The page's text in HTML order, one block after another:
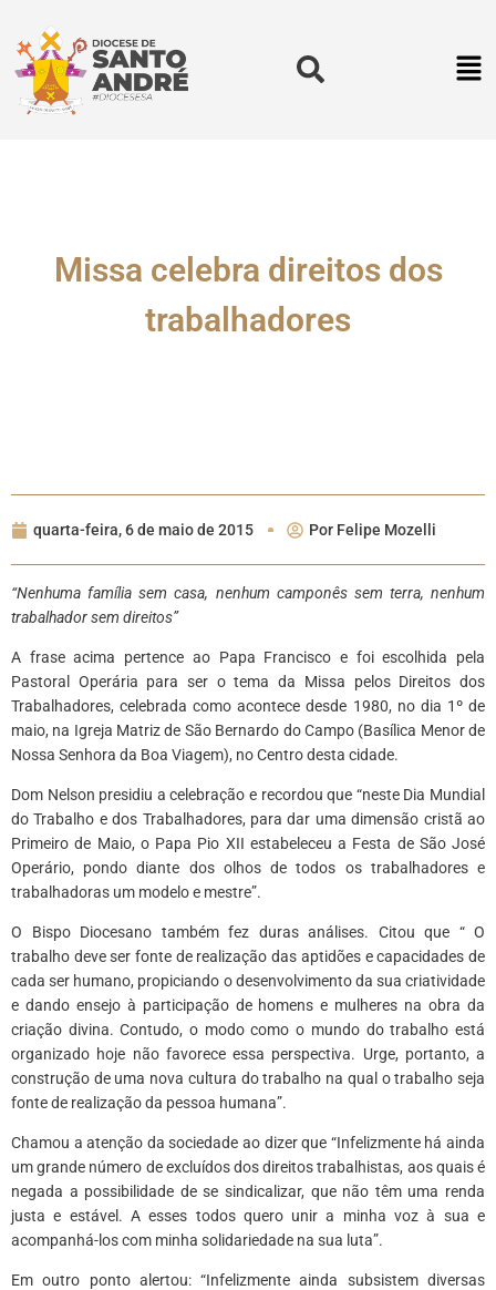
Missa celebra direitos dos
trabalhadores
quarta-feira, 6 de maio de 2015 Por Felipe Mozelli
“Nenhuma família sem casa, nenhum camponês sem terra, nenhum
trabalhador sem direitos”
A frase acima pertence ao Papa Francisco e foi escolhida pela
Pastoral Operária para ser o tema da Missa pelos Direitos dos
Trabalhadores, celebrada como acontece desde 1980, no dia 1º de
maio, na Igreja Matriz de São Bernardo do Campo (Basílica Menor de
Nossa Senhora da Boa Viagem), no Centro desta cidade.
Dom Nelson presidiu a celebração e recordou que “neste Dia Mundial
do Trabalho e dos Trabalhadores, para dar uma dimensão cristã ao
Primeiro de Maio, o Papa Pio XII estabeleceu a Festa de São José
Operário, pondo diante dos olhos de todos os trabalhadores e
trabalhadoras um modelo e mestre”.
O Bispo Diocesano também fez duras análises. Citou que “ O
trabalho deve ser fonte de realização das aptidões e capacidades de
cada ser humano, propiciando o desenvolvimento da sua criatividade
e dando ensejo à participação de homens e mulheres na obra da
criação divina. Contudo, o modo como o mundo do trabalho está
organizado hoje não favorece essa perspectiva. Urge, portanto, a
construção de uma nova cultura do trabalho na qual o trabalho seja
fonte de realização da pessoa humana”.
Chamou a atenção da sociedade ao dizer que “Infelizmente há ainda
um grande número de excluídos dos direitos trabalhistas, aos quais é
negada a possibilidade de se sindicalizar, que não têm uma renda
justa e estável. A esses todos quero unir a minha voz à sua e
acompanhá-los com minha solidariedade na sua luta”.
Em outro ponto alertou: “Infelizmente ainda subsistem diversas